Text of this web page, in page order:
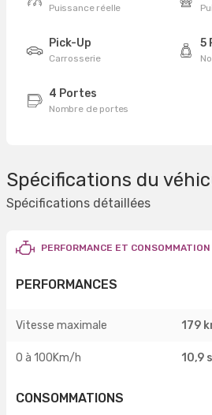
Puissance réelle
Pick-Up
Carrosserie
5
4 Portes
Nombre de portes
Spécifications du
Spécifications détaillées
PERFORMANCE ET CONSOMMATION
PERFORMANCES
Vitesse maximale 179
0 à 100Km/h 10,9 s
CONSOMMATIONS